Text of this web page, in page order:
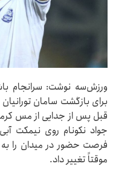
ورزش‌سه نوشت: سرانجام
برای بازگشت سامان
قبل پس از جدایی از مس
فرصت حضور در میدان را به
موقتاً تغییر داد.